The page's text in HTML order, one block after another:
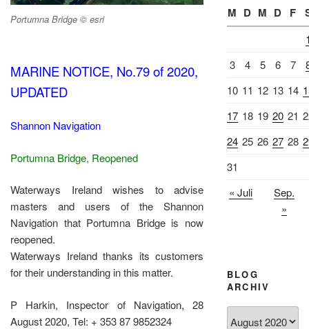
Portumna Bridge © esri
MARINE NOTICE, No.79 of 2020,
UPDATED
Shannon Navigation
Portumna Bridge, Reopened
Waterways Ireland wishes to advise
masters and users of the Shannon
Navigation that Portumna Bridge is now
reopened.
Waterways Ireland thanks its customers
for their understanding in this matter.
P Harkin, Inspector of Navigation, 28
August 2020, Tel: + 353 87 9852324
M D M D F
3
4 5 6 7
10 11 12 13 14
17 18 19 20 21
24 25 26 27 28
31
« Juli
Sep.
»
BLOG
ARCHIV